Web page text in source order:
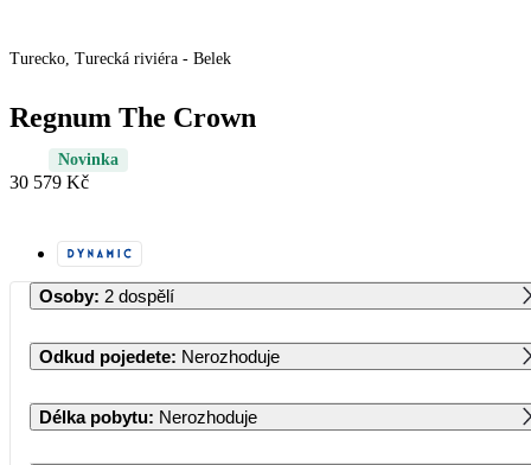
Turecko, Turecká riviéra - Belek
Regnum The Crown
Novinka
30 579 Kč
Osoby: 2 dospělí
Odkud pojedete: Nerozhoduje
Délka pobytu: Nerozhoduje